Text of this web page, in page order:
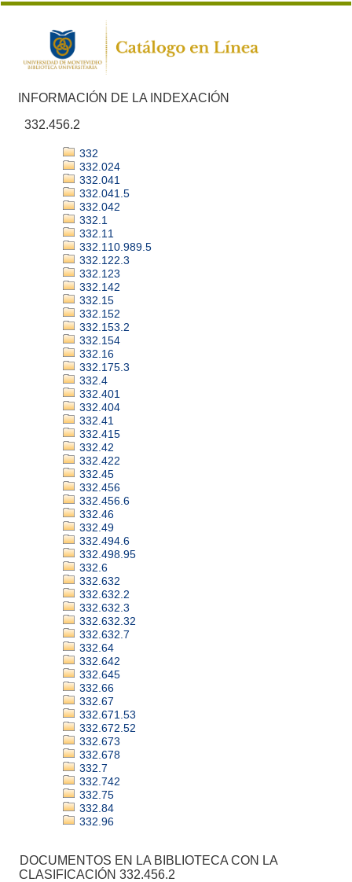
INFORMACIÓN DE LA INDEXACIÓN
332.456.2
332
332.024
332.041
332.041.5
332.042
332.1
332.11
332.110.989.5
332.122.3
332.123
332.142
332.15
332.152
332.153.2
332.154
332.16
332.175.3
332.4
332.401
332.404
332.41
332.415
332.42
332.422
332.45
332.456
332.456.6
332.46
332.49
332.494.6
332.498.95
332.6
332.632
332.632.2
332.632.3
332.632.32
332.632.7
332.64
332.642
332.645
332.66
332.67
332.671.53
332.672.52
332.673
332.678
332.7
332.742
332.75
332.84
332.96
DOCUMENTOS EN LA BIBLIOTECA CON LA
CLASIFICACIÓN 332.456.2